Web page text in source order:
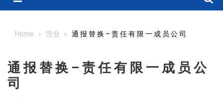
Home 营业 通 报 替 换 – 责 任 有 限 一 成 员 公 司
通 报 替 换 – 责 任 有 限 一 成 员 公
司